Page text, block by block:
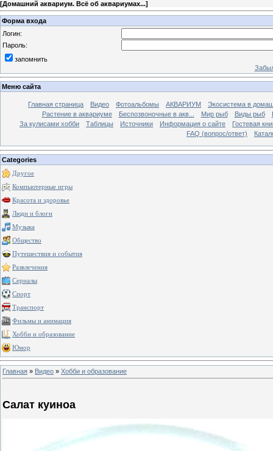
[Домашний аквариум. Всё об аквариумах...]
Форма входа
Логин:
Пароль:
запомнить
Меню сайта
Главная страница Видео Фотоальбомы АКВАРИУМ
Экосистема в
Растение в аквариуме
Беспозвоночные в акв... Мир рыб Виды рыб
За кулисами хобби
Таблицы Источники Информация о сайте
Гостевая
FAQ (вопрос/ответ)
Categories
Другое
Компьютерные игры
Красота и здоровье
Люди и блоги
Музыка
Общество
Путешествия и события
Развлечения
Сериалы
Спорт
Транспорт
Фильмы и анимация
Хобби и образование
Юмор
Главная » Видео » Хобби и образование
Салат куиноа